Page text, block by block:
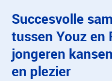
Succesvolle
tussen Youz en
jongeren
en plezier